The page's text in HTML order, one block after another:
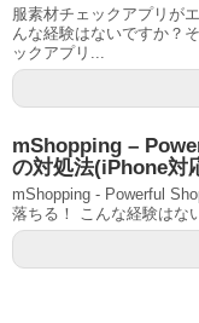
服素材チェックアプリが
んな経験はないですか？
ックアプリ...
mShopping –
の対処法(iPhone対
mShopping - Powerful
落ちる！ こんな経験はな